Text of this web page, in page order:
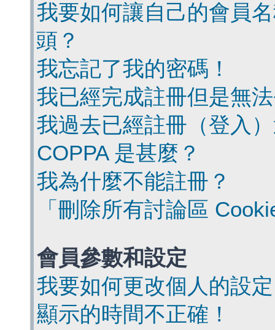
我要如何讓自己的會員
頭？
我忘記了我的密碼！
我已經完成註冊但是無
我過去已經註冊（登入
COPPA 是甚麼？
我為什麼不能註冊？
「刪除所有討論區
會員參數和設定
我要如何更改個人的設
顯示的時間不正確！